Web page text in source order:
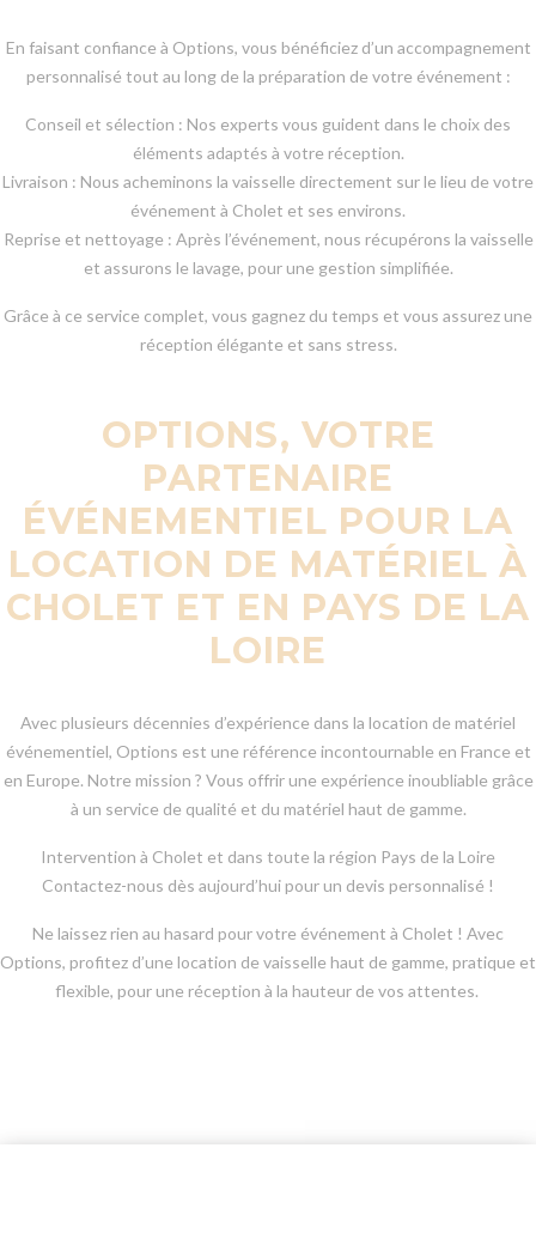
En faisant confiance à Options, vous bénéficiez d’un accompagnement
personnalisé tout au long de la préparation de votre événement :
Conseil et sélection : Nos experts vous guident dans le choix des
éléments adaptés à votre réception.
Livraison : Nous acheminons la vaisselle directement sur le lieu de votre
événement à Cholet et ses environs.
Reprise et nettoyage : Après l’événement, nous récupérons la vaisselle
et assurons le lavage, pour une gestion simplifiée.
Grâce à ce service complet, vous gagnez du temps et vous assurez une
réception élégante et sans stress.
OPTIONS, VOTRE
PARTENAIRE
ÉVÉNEMENTIEL POUR LA
LOCATION DE MATÉRIEL À
CHOLET ET EN PAYS DE LA
LOIRE
Avec plusieurs décennies d’expérience dans la location de matériel
événementiel, Options est une référence incontournable en France et
en Europe. Notre mission ? Vous offrir une expérience inoubliable grâce
à un service de qualité et du matériel haut de gamme.
Intervention à Cholet et dans toute la région Pays de la Loire
Contactez-nous dès aujourd’hui pour un devis personnalisé !
Ne laissez rien au hasard pour votre événement à Cholet ! Avec
Options, profitez d’une location de vaisselle haut de gamme, pratique et
flexible, pour une réception à la hauteur de vos attentes.